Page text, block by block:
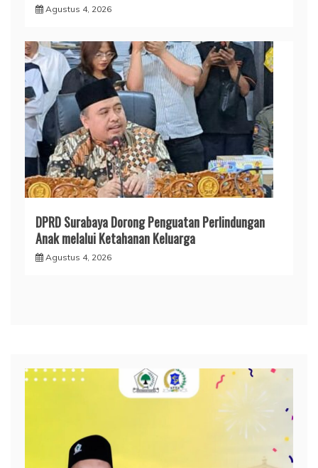
Agustus 4, 2026
DPRD Surabaya Dorong Penguatan Perlindungan
Anak melalui Ketahanan Keluarga
Agustus 4, 2026